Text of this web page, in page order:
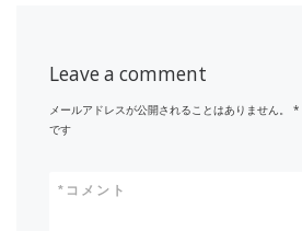
Leave a comment
メールアドレスが公開されることはありません。 *
です
コメント
*